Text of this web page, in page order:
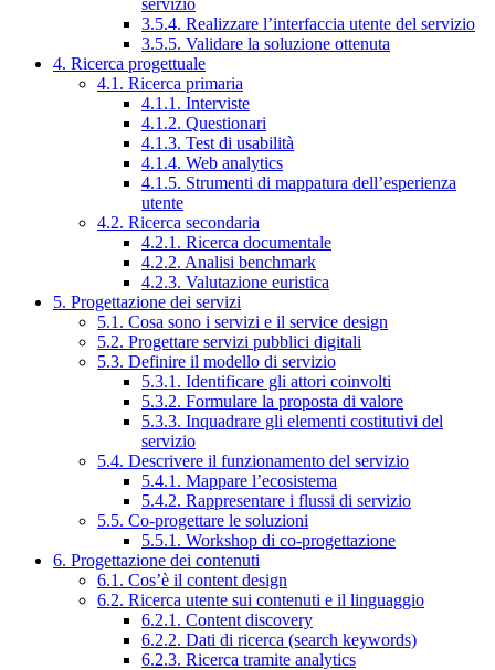
servizio
3.5.4. Realizzare l’interfaccia utente del servizio
3.5.5. Validare la soluzione ottenuta
4. Ricerca progettuale
4.1. Ricerca primaria
4.1.1. Interviste
4.1.2. Questionari
4.1.3. Test di usabilità
4.1.4. Web analytics
4.1.5. Strumenti di mappatura dell’esperienza
utente
4.2. Ricerca secondaria
4.2.1. Ricerca documentale
4.2.2. Analisi benchmark
4.2.3. Valutazione euristica
5. Progettazione dei servizi
5.1. Cosa sono i servizi e il service design
5.2. Progettare servizi pubblici digitali
5.3. Definire il modello di servizio
5.3.1. Identificare gli attori coinvolti
5.3.2. Formulare la proposta di valore
5.3.3. Inquadrare gli elementi costitutivi del
servizio
5.4. Descrivere il funzionamento del servizio
5.4.1. Mappare l’ecosistema
5.4.2. Rappresentare i flussi di servizio
5.5. Co-progettare le soluzioni
5.5.1. Workshop di co-progettazione
6. Progettazione dei contenuti
6.1. Cos’è il content design
6.2. Ricerca utente sui contenuti e il linguaggio
6.2.1. Content discovery
6.2.2. Dati di ricerca (search keywords)
6.2.3. Ricerca tramite analytics